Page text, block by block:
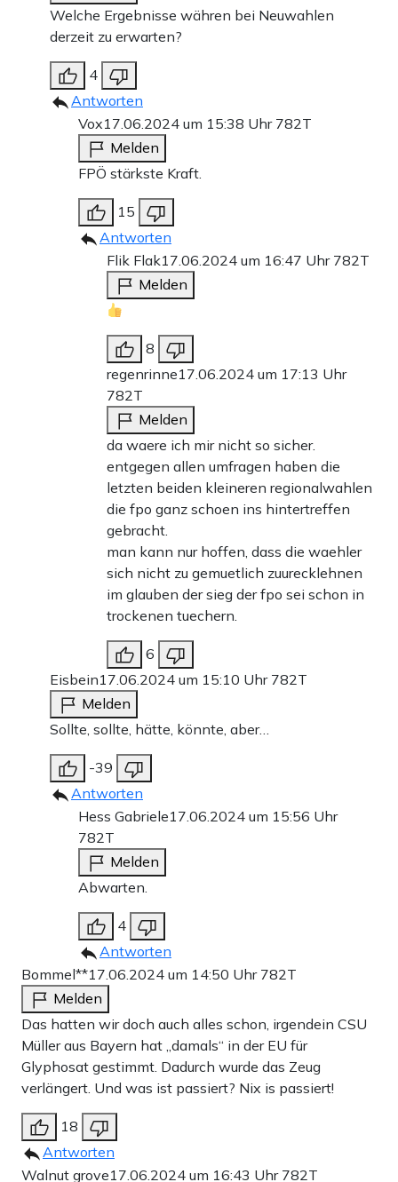
Welche Ergebnisse währen bei Neuwahlen
derzeit zu erwarten?
4
Antworten
Vox17.06.2024 um 15:38 Uhr 782T
Melden
FPÖ stärkste Kraft.
15
Antworten
Flik Flak17.06.2024 um 16:47 Uhr 782T
Melden
8
regenrinne17.06.2024 um 17:13 Uhr
782T
Melden
da waere ich mir nicht so sicher.
entgegen allen umfragen haben die
letzten beiden kleineren regionalwahlen
die fpo ganz schoen ins hintertreffen
gebracht.
man kann nur hoffen, dass die waehler
sich nicht zu gemuetlich zuurecklehnen
im glauben der sieg der fpo sei schon in
trockenen tuechern.
6
Eisbein17.06.2024 um 15:10 Uhr 782T
Melden
Sollte, sollte, hätte, könnte, aber…
-39
Antworten
Hess Gabriele17.06.2024 um 15:56 Uhr
782T
Melden
Abwarten.
4
Antworten
Bommel**17.06.2024 um 14:50 Uhr 782T
Melden
Das hatten wir doch auch alles schon, irgendein CSU
Müller aus Bayern hat „damals“ in der EU für
Glyphosat gestimmt. Dadurch wurde das Zeug
verlängert. Und was ist passiert? Nix is passiert!
18
Antworten
Walnut grove17.06.2024 um 16:43 Uhr 782T